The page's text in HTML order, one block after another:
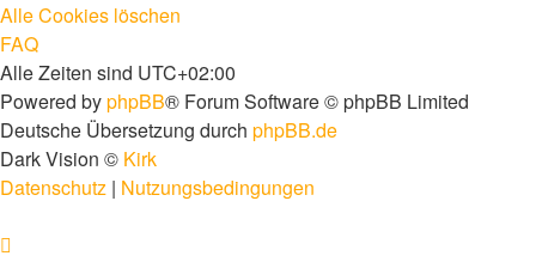
Alle Cookies löschen
FAQ
Alle Zeiten sind UTC+02:00
Powered byphpBB® Forum Software © phpBB Limited
Deutsche Übersetzung durch phpBB.de
Dark Vision © Kirk
Datenschutz | Nutzungsbedingungen